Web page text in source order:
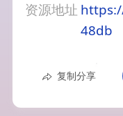
资源地址
48db
复制分享